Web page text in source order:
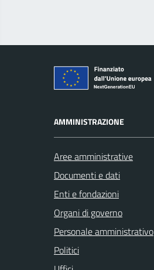
AMMINISTRAZIONE
Aree amministrative
Documenti e dati
Enti e fondazioni
Organi di governo
Personale amministrativo
Politici